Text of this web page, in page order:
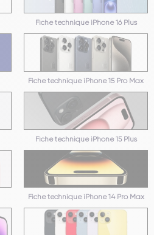
Fiche technique iPhone 16 Plus
Fiche technique iPhone 15 Pro Max
Fiche technique iPhone 15 Plus
Fiche technique iPhone 14 Pro Max